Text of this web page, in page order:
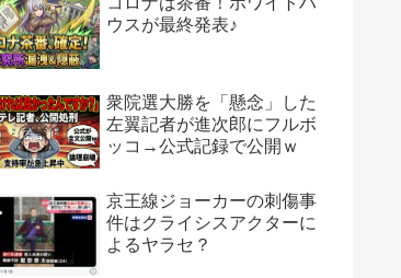
ウスが最終発表♪
衆院選大勝を「懸念」した
左翼記者が進次郎にフルボ
ッコ→公式記録で公開ｗ
京王線ジョーカーの刺傷事
件はクライシスアクターに
よるヤラセ？